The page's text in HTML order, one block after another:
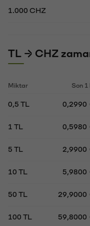
1.000 CHZ
TL → CHZ
Miktar Son
0,5 TL 0,2990
1 TL 0,5980
5 TL 2,9900
10 TL 5,9800
50 TL 29,9000
100 TL 59,8000